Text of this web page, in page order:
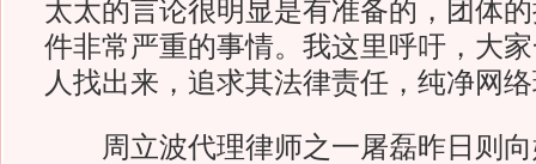
太太的言论很明显是有准备的，团体
件非常严重的事情。我这里呼吁，大
人找出来，追求其法律责任，纯净网络
周立波代理律师之一屠磊昨日则向